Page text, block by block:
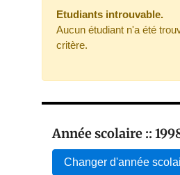
Etudiants introuvable.
Aucun étudiant n'a été
critère.
Année scolaire ::
Changer d'année